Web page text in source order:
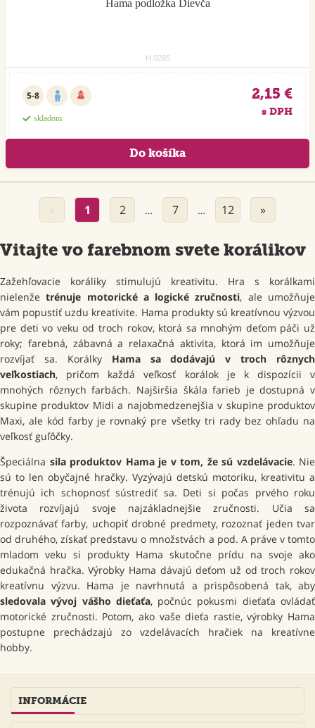
Hama podložka Dievča
H.0285
5-8
skladom
2,15 €
s DPH
1 2 … 7 … 12 »
Vitajte vo farebnom svete korálikov
Zažehľovacie koráliky stimulujú kreativitu. Hra s korálkami
nielenžetrénuje motorické a logické zručnosti, ale umožňuje
vám popustiť uzdu kreativite. Hama produkty sú kreatívnou výzvou
pre deti vo veku od troch rokov, ktorá sa mnohým deťom páči už
roky; farebná, zábavná a relaxačná aktivita, ktorá im umožňuje
rozvíjať sa. Korálky Hama sa dodávajú v troch rôznych
veľkostiach, pričom každá veľkosť korálok je k dispozícii v
mnohých rôznych farbách. Najširšia škála farieb je dostupná v
skupine produktov Midi a najobmedzenejšia v skupine produktov
Maxi, ale kód farby je rovnaký pre všetky tri rady bez ohľadu na
veľkosť guľôčky.
Špeciálna sila produktov Hama je v tom, že sú vzdelávacie. Nie
sú to len obyčajné hračky. Vyzývajú detskú motoriku, kreativitu a
trénujú ich schopnosť sústrediť sa. Deti si počas prvého roku
života rozvíjajú svoje najzákladnejšie zručnosti. Učia sa
rozpoznávať farby, uchopiť drobné predmety, rozoznať jeden tvar
od druhého, získať predstavu o množstvách a pod. A práve v tomto
mladom veku si produkty Hama skutočne prídu na svoje ako
edukačná hračka. Výrobky Hama dávajú deťom už od troch rokov
kreatívnu výzvu. Hama je navrhnutá a prispôsobená tak, aby
sledovala vývoj vášho dieťaťa, počnúc pokusmi dieťaťa ovládať
motorické zručnosti. Potom, ako vaše dieťa rastie, výrobky Hama
postupne prechádzajú zo vzdelávacích hračiek na kreatívne
hobby.
INFORMÁCIE